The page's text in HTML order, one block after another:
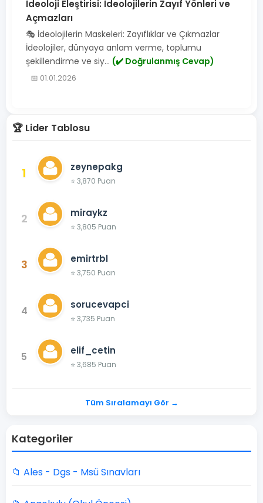
İdeoloji Eleştirisi: İdeolojilerin Zayıf Yönleri ve
Açmazları
🎭 İdeolojilerin Maskeleri: Zayıflıklar ve Çıkmazlar
İdeolojiler, dünyaya anlam verme, toplumu
şekillendirme ve siy... (✔️ Doğrulanmış Cevap)
📅 01.01.2026
🏆 Lider Tablosu
1 zeynepakg
⭐ 3,870 Puan
2 miraykz
⭐ 3,805 Puan
3 emirtrbl
⭐ 3,750 Puan
4 sorucevapci
⭐ 3,735 Puan
5 elif_cetin
⭐ 3,685 Puan
Tüm Sıralamayı Gör →
Kategoriler
📁 Ales - Dgs - Msü Sınavları